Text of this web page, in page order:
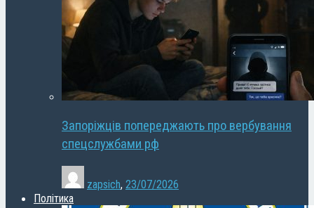
Запоріжців попереджають про вербування
спецслужбами рф
zapsich, 23/07/2026
Політика